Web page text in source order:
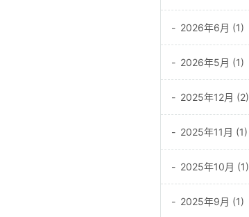
2026年6月 (1)
2026年5月 (1)
2025年12月 (2)
2025年11月 (1)
2025年10月 (1)
2025年9月 (1)